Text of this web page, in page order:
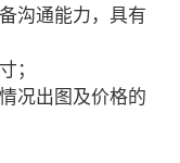
沟通能力，具有
；
况出图及价格的